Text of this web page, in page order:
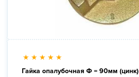
Гайка опалубочная Ф = 90мм (цинк)